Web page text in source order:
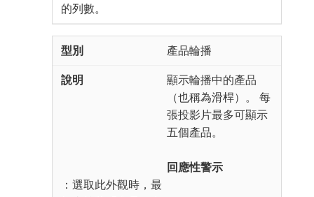
的列數。
產品輪播
顯示輪播中的產品
（也稱為滑桿）。 每
張投影片最多可顯示
五個產品。
回應性警示
：選取此外觀時，最